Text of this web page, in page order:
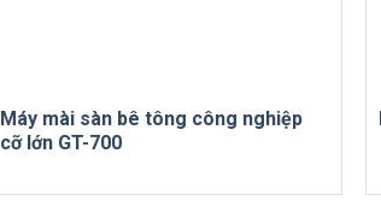
Máy mài sàn bê tông công nghiệp
cỡ lớn GT-700